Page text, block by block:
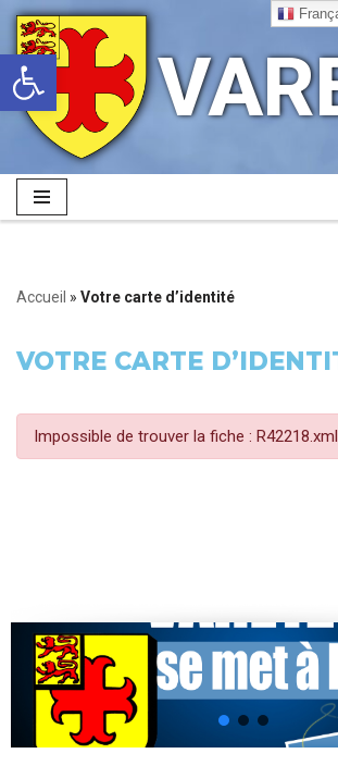
Ouvrir la barre d’outils
Aller
au
contenu
Accueil » Votre carte d’identité
VOTRE CARTE
Impossible de trouver la fiche : R42218.xml